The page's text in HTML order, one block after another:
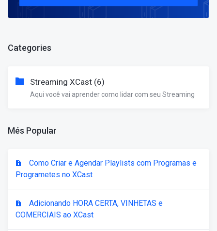
Categories
Streaming XCast (6)
Aqui você vai aprender como lidar com seu Streaming
Més Popular
Como Criar e Agendar Playlists com Programas e
Programetes no XCast
Adicionando HORA CERTA, VINHETAS e
COMERCIAIS ao XCast